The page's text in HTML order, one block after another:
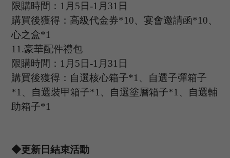
限購時間： 1 月 5 日-1 月 31 日
購買後獲得：高級代金券*10、宴會邀請函*10、
心之盒*1
11.豪華配件禮包
限購時間： 1 月 5 日-1 月 31 日
購買後獲得：自選核心箱子*1 、自選子彈箱子
*1 、自選裝甲箱子*1 、自選塗層箱子*1 、自選輔
助箱子*1
◆更新日結束活動